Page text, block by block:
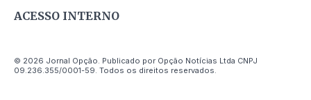
ACESSO INTERNO
© 2026 Jornal Opção. Publicado por Opção Notícias Ltda CNPJ
09.236.355/0001-59. Todos os direitos reservados.